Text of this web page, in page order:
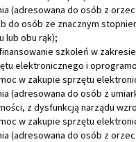
(adresowana do osób z
do osób ze znacznym
lub obu rąk);
szkoleń w
elektronicznego i
w zakupie sprzętu
(adresowana do osób z
z dysfunkcją narządu
w zakupie sprzętu
(adresowana do osób z